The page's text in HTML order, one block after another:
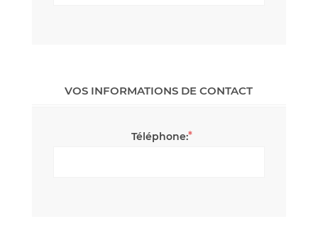
VOS INFORMATIONS DE CONTACT
Téléphone:*